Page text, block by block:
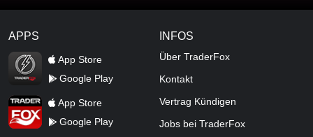
APPS
TraderFox Flash
App Store
Google Play
TraderFox AppApp Store
Google Play
INFOS
Über TraderFox
Kontakt
Vertrag Kündigen
Jobs bei TraderFox